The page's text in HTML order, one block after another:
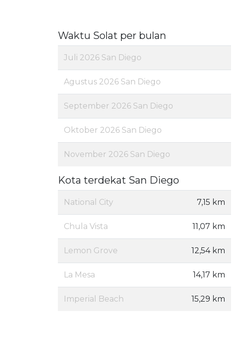
Waktu Solat per bulan
Juli 2026 San Diego
Agustus 2026 San Diego
September 2026 San Diego
Oktober 2026 San Diego
November 2026 San Diego
Kota terdekat San Diego
National City 7,15 km
Chula Vista 11,07 km
Lemon Grove 12,54 km
La Mesa 14,17 km
Imperial Beach 15,29 km